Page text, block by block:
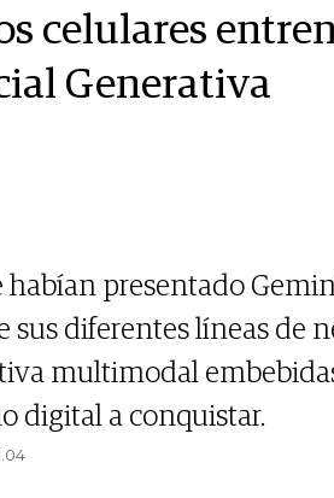
celulares
Generativa
habían presentado
sus diferentes líneas de
multimodal
digital a conquistar.